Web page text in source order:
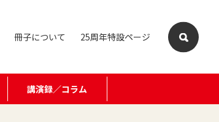
冊子について 25周年特設ページ
講演録／コラム